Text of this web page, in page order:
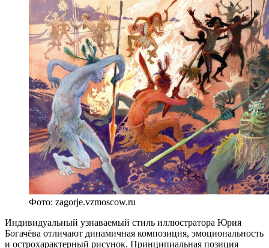
Фото: zagorje.vzmoscow.ru
Индивидуальный узнаваемый стиль иллюстратора Юрия
Богачёва отличают динамичная композиция, эмоциональность
и острохарактерный рисунок. Принципиальная позиция